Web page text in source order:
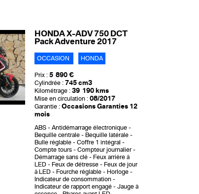
HONDA X-ADV 750 DCT
Pack Adventure 2017
OCCASION HONDA
Prix : 5 890 €
Cylindrée : 745 cm3
Kilométrage : 39 190 kms
Mise en circulation : 08/2017
Garantie : Occasions Garanties 12
mois
ABS
Antidémarrage électronique
Bequille centrale
Bequille latérale
Bulle réglable
Coffre 1 intégral
Compte tours
Compteur journalier
Démarrage sans clé
Feux arrière à
LED
Feux de détresse
Feux de jour
à LED
Fourche réglable
Horloge
Indicateur de consommation
Indicateur de rapport engagé
Jauge à